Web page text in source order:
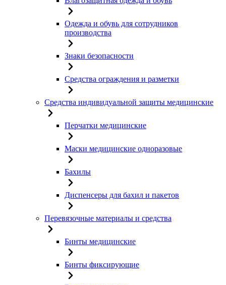
Одежда и обувь для сотрудников
производства
Знаки безопасности
Средства ограждения и разметки
Средства индивидуальной защиты медицинские
Перчатки медицинские
Маски медицинские одноразовые
Бахилы
Диспенсеры для бахил и пакетов
Перевязочные материалы и средства
Бинты медицинские
Бинты фиксирующие